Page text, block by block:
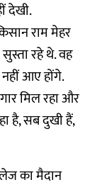
देखी.
राम मेहर
रहे थे. वह
आए होंगे.
मिल रहा और
है, सब दुखी हैं,